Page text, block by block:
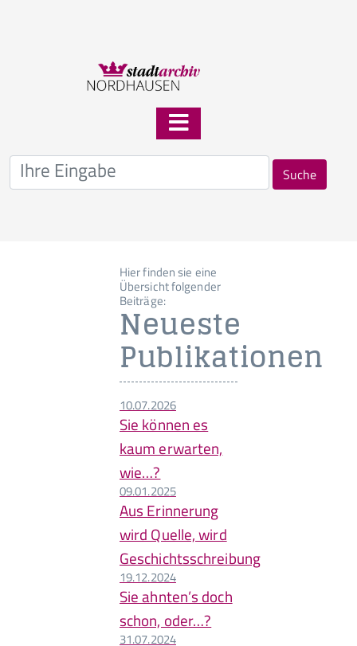
Suche
Hier finden sie eine
Übersicht folgender
Beiträge:
Neueste
Publikationen
10.07.2026
Sie können es
kaum erwarten,
wie…?
09.01.2025
Aus Erinnerung
wird Quelle, wird
Geschichtsschreibung
19.12.2024
Sie ahnten’s doch
schon, oder…?
31.07.2024